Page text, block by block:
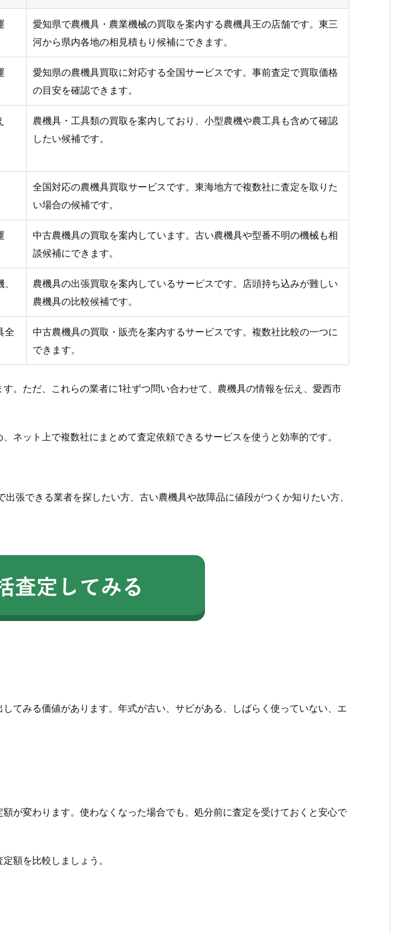
愛知県で農機具・農業機械の買取を案内する農機具王の店舗です。東三
河から県内各地の相見積もり候補にできます。
愛知県の農機具買取に対応する全国サービスです。事前査定で買取価格
の目安を確認できます。
農機具・工具類の買取を案内しており、小型農機や農工具も含めて確認
したい候補です。
全国対応の農機具買取サービスです。東海地方で複数社に査定を取りた
い場合の候補です。
中古農機具の買取を案内しています。古い農機具や型番不明の機械も相
談候補にできます。
農機具の出張買取を案内しているサービスです。店頭持ち込みが難しい
農機具の比較候補です。
全
中古農機具の買取・販売を案内するサービスです。複数社比較の一つに
できます。
。ただ、これらの業者に1社ずつ問い合わせて、農機具の情報を伝え、愛西市
ネット上で複数社にまとめて査定依頼できるサービスを使うと効率的です。
張できる業者を探したい方、古い農機具や故障品に値段がつくか知りたい方、
てみる価値があります。年式が古い、サビがある、しばらく使っていない、エ
が変わります。使わなくなった場合でも、処分前に査定を受けておくと安心で
額を比較しましょう。